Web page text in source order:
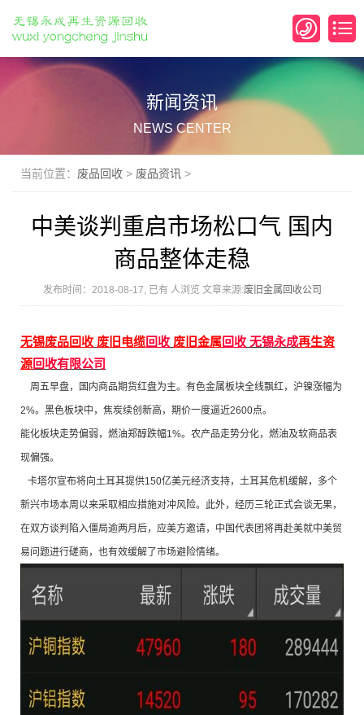
新闻资讯
NEWS CENTER
当前位置： 废品回收 > 废品资讯 >
中美谈判重启市场松口气 国内
商品整体走稳
发布时间：2018-08-17, 已有 人浏览 文章来源:废旧金属回收公司
无锡废品回收 废旧电缆回收 废旧金属回收 无锡永成再生资
源回收有限公司
周五早盘，国内商品期货红盘为主。有色金属板块全线飘红，沪镍涨幅为
2%。黑色板块中，焦炭续创新高，期价一度逼近2600点。
能化板块走势偏弱，燃油郑醇跌幅1%。农产品走势分化，燃油及软商品表
现偏强。
卡塔尔宣布将向土耳其提供150亿美元经济支持，土耳其危机缓解，多个
新兴市场本周以来采取相应措施对冲风险。此外，经历三轮正式会谈无果，
在双方谈判陷入僵局逾两月后，应美方邀请，中国代表团将再赴美就中美贸
易问题进行磋商，也有效缓解了市场避险情绪。